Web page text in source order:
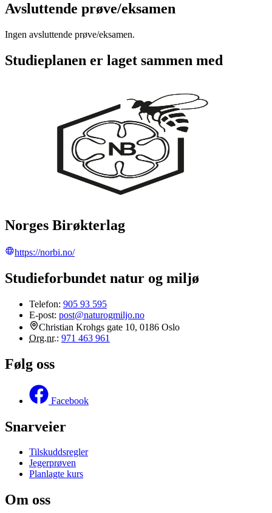
Avsluttende prøve/eksamen
Ingen avsluttende prøve/eksamen.
Studieplanen er laget sammen med
Norges Birøkterlag
https://norbi.no/
Studieforbundet natur og miljø
Telefon: 905 93 595
E-post: post@naturogmiljo.no
Christian Krohgs gate 10, 0186 Oslo
Org.nr.: 971 463 961
Følg oss
Facebook
Snarveier
Tilskuddsregler
Jegerprøven
Planlagte kurs
Om oss